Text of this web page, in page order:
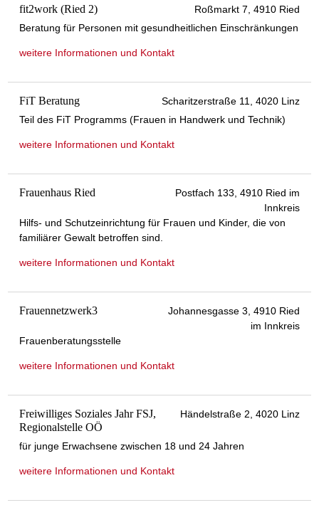
fit2work (Ried 2)
Roßmarkt 7, 4910 Ried
Beratung für Personen mit gesundheitlichen Einschränkungen
weitere Informationen und Kontakt
FiT Beratung
Scharitzerstraße 11, 4020 Linz
Teil des FiT Programms (Frauen in Handwerk und Technik)
weitere Informationen und Kontakt
Frauenhaus Ried
Postfach 133, 4910 Ried im
Innkreis
Hilfs- und Schutzeinrichtung für Frauen und Kinder, die von
familiärer Gewalt betroffen sind.
weitere Informationen und Kontakt
Frauennetzwerk3
Johannesgasse 3, 4910 Ried
im Innkreis
Frauenberatungsstelle
weitere Informationen und Kontakt
Freiwilliges Soziales Jahr FSJ,
Regionalstelle OÖ
Händelstraße 2, 4020 Linz
für junge Erwachsene zwischen 18 und 24 Jahren
weitere Informationen und Kontakt